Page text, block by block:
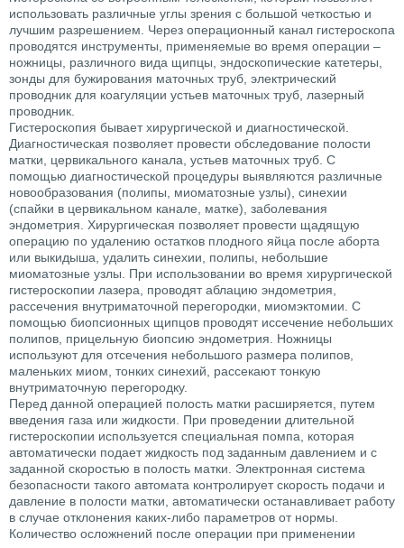
использовать различные углы зрения с большой четкостью и
лучшим разрешением. Через операционный канал гистероскопа
проводятся инструменты, применяемые во время операции –
ножницы, различного вида щипцы, эндоскопические катетеры,
зонды для бужирования маточных труб, электрический
проводник для коагуляции устьев маточных труб, лазерный
проводник.
Гистероскопия бывает хирургической и диагностической.
Диагностическая позволяет провести обследование полости
матки, цервикального канала, устьев маточных труб. С
помощью диагностической процедуры выявляются различные
новообразования (полипы, миоматозные узлы), синехии
(спайки в цервикальном канале, матке), заболевания
эндометрия. Хирургическая позволяет провести щадящую
операцию по удалению остатков плодного яйца после аборта
или выкидыша, удалить синехии, полипы, небольшие
миоматозные узлы. При использовании во время хирургической
гистероскопии лазера, проводят аблацию эндометрия,
рассечения внутриматочной перегородки, миомэктомии. С
помощью биопсионных щипцов проводят иссечение небольших
полипов, прицельную биопсию эндометрия. Ножницы
используют для отсечения небольшого размера полипов,
маленьких миом, тонких синехий, рассекают тонкую
внутриматочную перегородку.
Перед данной операцией полость матки расширяется, путем
введения газа или жидкости. При проведении длительной
гистероскопии используется специальная помпа, которая
автоматически подает жидкость под заданным давлением и с
заданной скоростью в полость матки. Электронная система
безопасности такого автомата контролирует скорость подачи и
давление в полости матки, автоматически останавливает работу
в случае отклонения каких-либо параметров от нормы.
Количество осложнений после операции при применении